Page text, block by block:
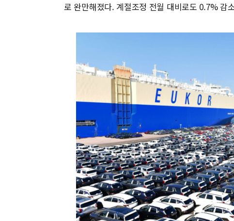
로 완만해졌다. 계절조정 전월 대비로도 0.7% 감